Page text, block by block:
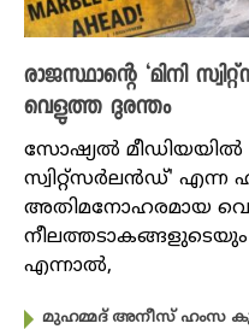
രാജസ്ഥാന്റെ ‘മിനി
വെളുത്ത ദുരന്തം
സോഷ്യൽ മീഡിയയിൽ
സ്വിറ്റ്സർലൻഡ്' എന്ന
അതിമനോഹരമായ
എന്നാൽ,
മുഹമ്മദ് അനീസ് ഹംസ